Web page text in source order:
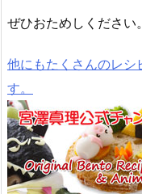
ぜひおためしください。
他にもたくさんのレシ
す。